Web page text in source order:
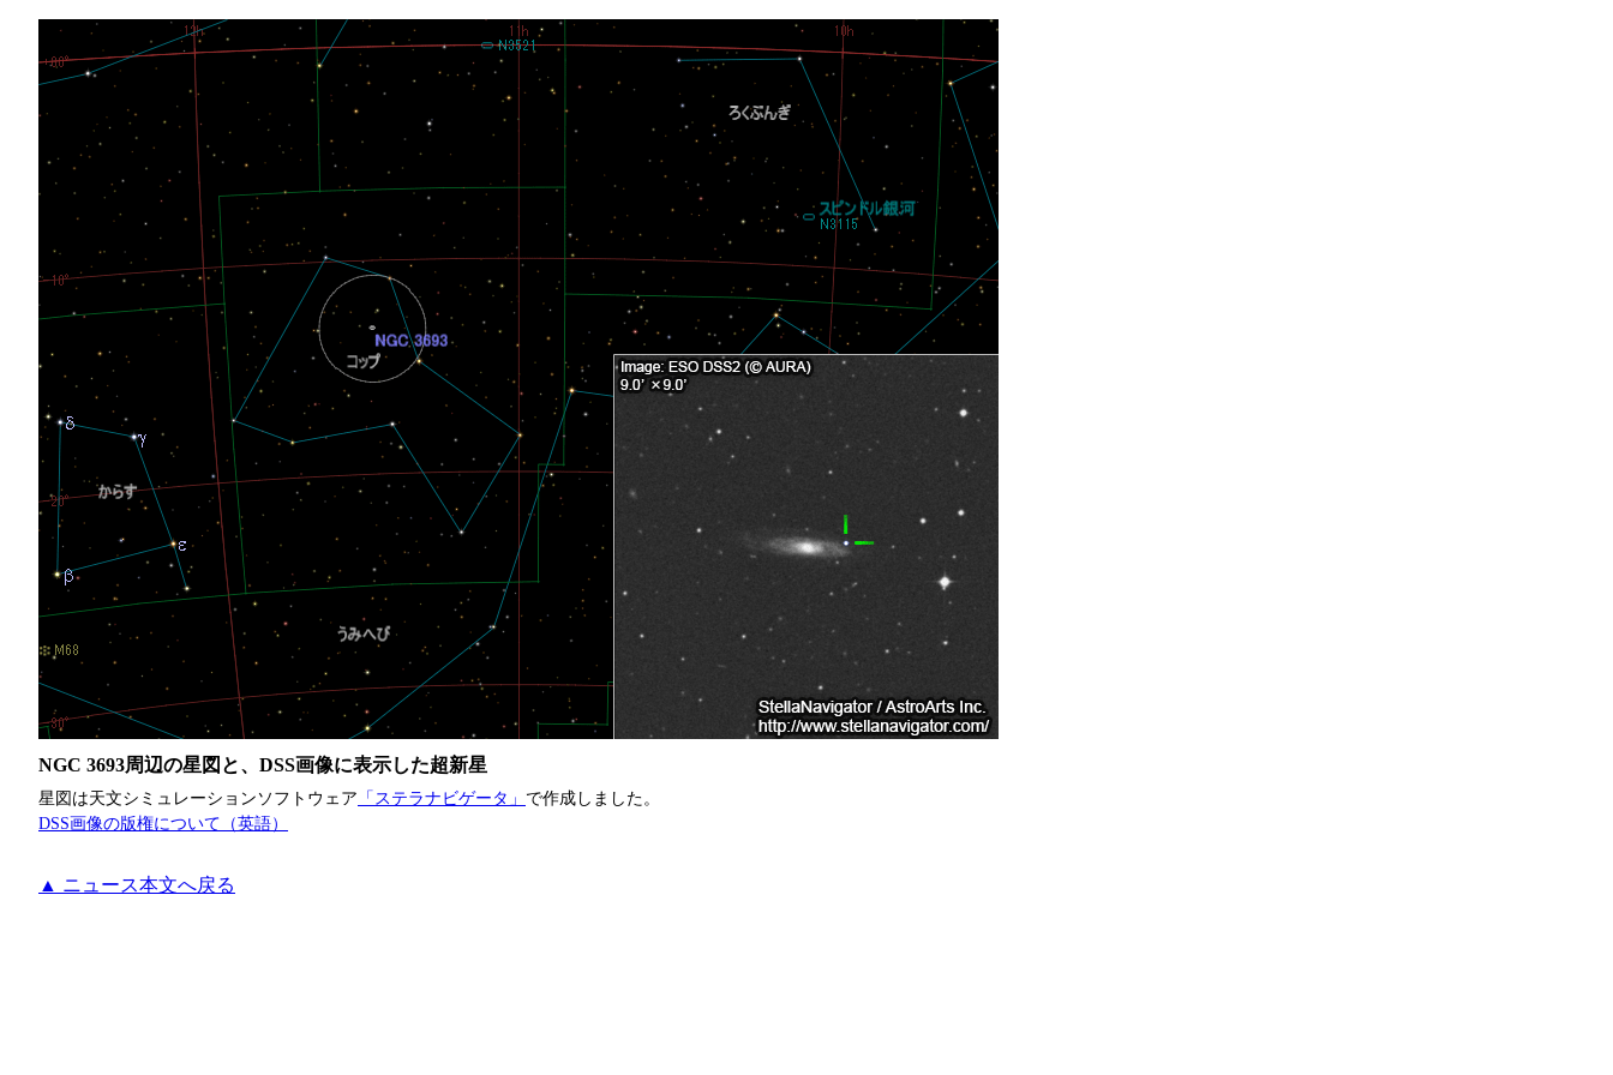
NGC 3693周辺の星図と、DSS画像に表示した超新星
星図は天文シミュレーションソフトウェア 「ステラナビゲータ」 で作成しました。
DSS画像の版権について（英語）
▲ ニュース本文へ戻る